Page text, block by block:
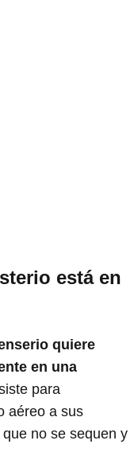
está en
quiere
en una
para
aéreo a sus
no se sequen y